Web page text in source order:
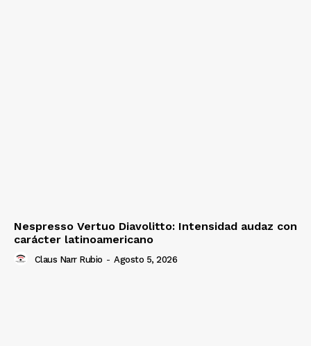
Nespresso Vertuo Diavolitto: Intensidad audaz con
carácter latinoamericano
Claus Narr Rubio - Agosto 5, 2026